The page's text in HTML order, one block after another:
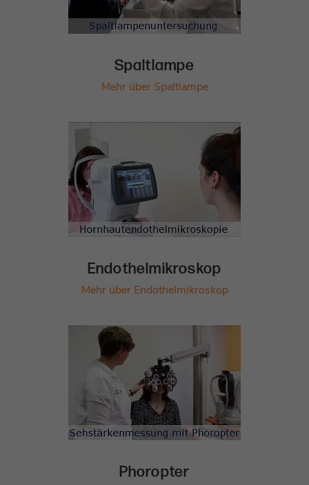
Spaltlampe
Mehr über Spaltlampe
Endothelmikroskop
Mehr über Endothelmikroskop
Phoropter